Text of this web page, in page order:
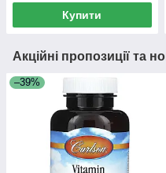
Купити
Акційні пропозиції та
–39%